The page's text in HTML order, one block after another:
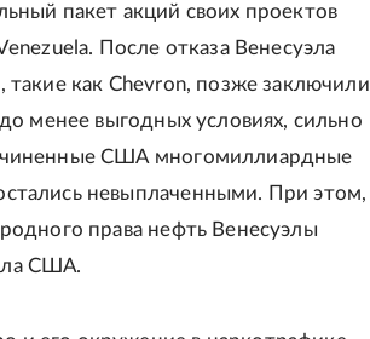
пакет акций своих проектов
После отказа Венесуэла
как Chevron, позже заключили
менее выгодных условиях, сильно
США многомиллиардные
невыплаченными. При этом,
права нефть Венесуэлы
США.